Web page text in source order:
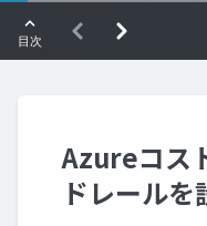
Azureコス
ドレールを